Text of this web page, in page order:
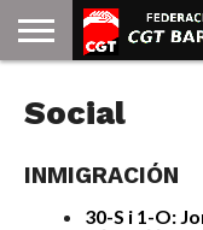
QUIENES
SOMOS
SINDICATOS
SOCIAL
JURIDICA/GUIAS
PRENSA Y
COMUNICACIÓN
FORMACIÓN
BIBLIOTECA
EMMA
RECURSOS
ES
Social
INMIGRACIÓN
30-S i 1-O: